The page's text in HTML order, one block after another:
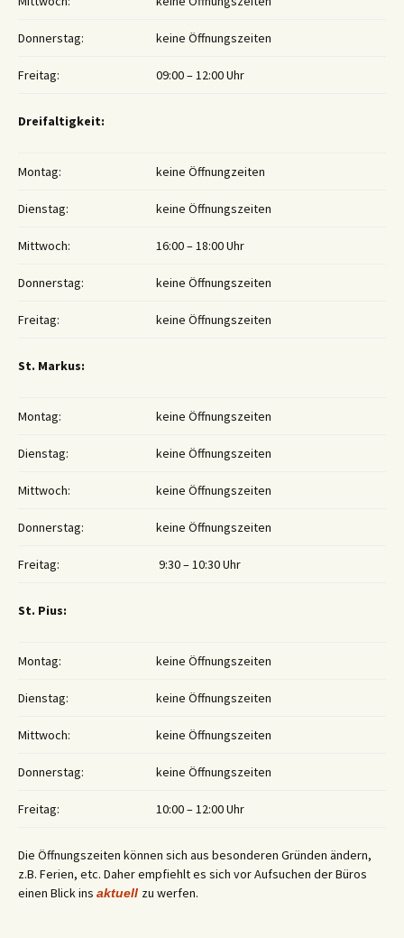
Donnerstag: keine Öffnungszeiten
Freitag: 09:00 – 12:00 Uhr
Dreifaltigkeit:
Montag: keine Öffnungzeiten
Dienstag: keine Öffnungszeiten
Mittwoch: 16:00 – 18:00 Uhr
Donnerstag: keine Öffnungszeiten
Freitag: keine Öffnungszeiten
St. Markus:
Montag: keine Öffnungszeiten
Dienstag: keine Öffnungszeiten
Mittwoch: keine Öffnungszeiten
Donnerstag: keine Öffnungszeiten
Freitag: 9:30 – 10:30 Uhr
St. Pius:
Montag: keine Öffnungszeiten
Dienstag: keine Öffnungszeiten
Mittwoch: keine Öffnungszeiten
Donnerstag: keine Öffnungszeiten
Freitag: 10:00 – 12:00 Uhr
Die Öffnungszeiten können sich aus besonderen Gründen ändern,
z.B. Ferien, etc. Daher empfiehlt es sich vor Aufsuchen der Büros
einen Blick ins aktuell zu werfen.